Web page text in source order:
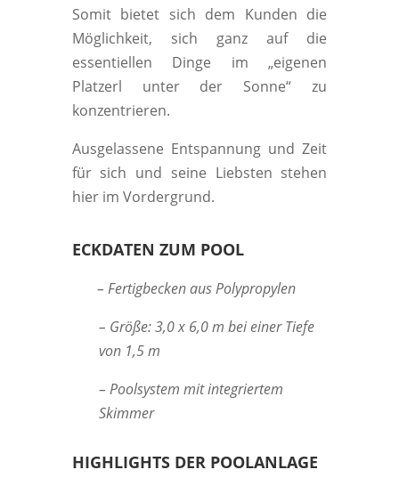
Somit bietet sich dem Kunden die
Möglichkeit, sich ganz auf die
essentiellen Dinge im „eigenen
Platzerl unter der Sonne“ zu
konzentrieren.
Ausgelassene Entspannung und Zeit
für sich und seine Liebsten stehen
hier im Vordergrund.
ECKDATEN ZUM POOL
– Fertigbecken aus Polypropylen
– Größe: 3,0 x 6,0 m bei einer Tiefe
von 1,5 m
– Poolsystem mit integriertem
Skimmer
HIGHLIGHTS DER POOLANLAGE